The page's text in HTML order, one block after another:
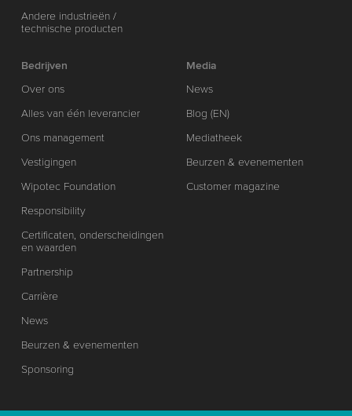
Andere industrieën /
technische producten
Bedrijven
Over ons
Alles van één leverancier
Ons management
Vestigingen
Wipotec Foundation
Responsibility
Certificaten, onderscheidingen
en waarden
Partnership
Carrière
News
Beurzen & evenementen
Sponsoring
Media
News
Blog (EN)
Mediatheek
Beurzen & evenementen
Customer magazine